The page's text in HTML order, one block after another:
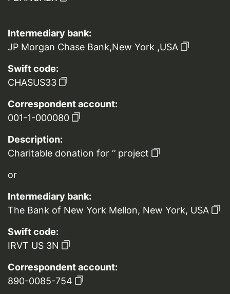
Intermediary bank:
JP Morgan Chase Bank,New York ,USA
Swift code:
CHASUS33
Correspondent account:
001-1-000080
Description:
Charitable donation for ‘’ project
or
Intermediary bank:
The Bank of New York Mellon, New York, USA
Swift code:
IRVT US 3N
Correspondent account:
890-0085-754